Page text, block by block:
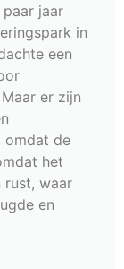
jaar
in
een
er zijn
omdat de
het
rust, waar
en